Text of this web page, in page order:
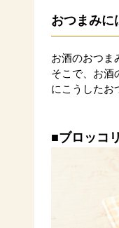
おつまみに
お酒のおつま
そこで、お酒
にこうしたお
■ブロッコ